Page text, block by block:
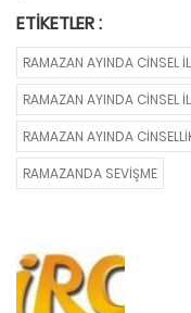
ETIKETLER :
RAMAZAN AYINDA CINSEL
RAMAZAN AYINDA CINSEL
RAMAZAN AYINDA
RAMAZANDA SEVIŞME